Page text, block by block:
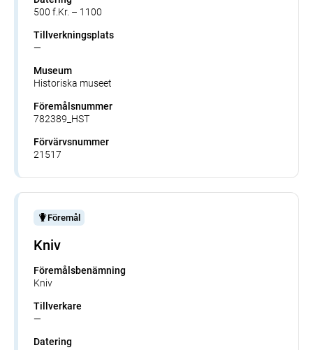
500 f.Kr. – 1100
Tillverkningsplats
—
Museum
Historiska museet
Föremålsnummer
782389_HST
Förvärvsnummer
21517
Föremål
Kniv
Föremålsbenämning
Kniv
Tillverkare
—
Datering